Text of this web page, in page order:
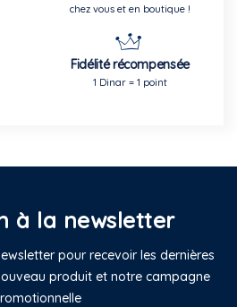
chez vous et en boutique !
Fidélité récompensée
1 Dinar = 1 point
à la newsletter
pour recevoir les dernières
produit et notre campagne